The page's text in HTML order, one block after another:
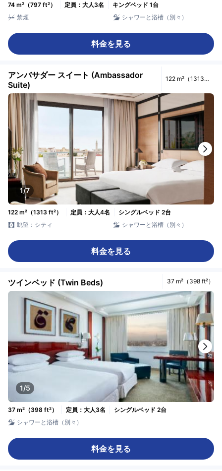
74 m²（797 ft²） 定員：大人3名
キングベッド 1台
禁煙
シャワーと浴槽（別々）
料金を見る
アンバサダー スイート (Ambassador
Suite)
122 m²（1313
1/7
122 m²（1313 ft²） 定員：大人4名
シングルベッド 2台
眺望：シティ
シャワーと浴槽（別々）
料金を見る
ツインベッド (Twin Beds) 37 m²（398 ft²）
1/5
37 m²（398 ft²） 定員：大人3名
シングルベッド 2台
シャワーと浴槽（別々）
料金を見る